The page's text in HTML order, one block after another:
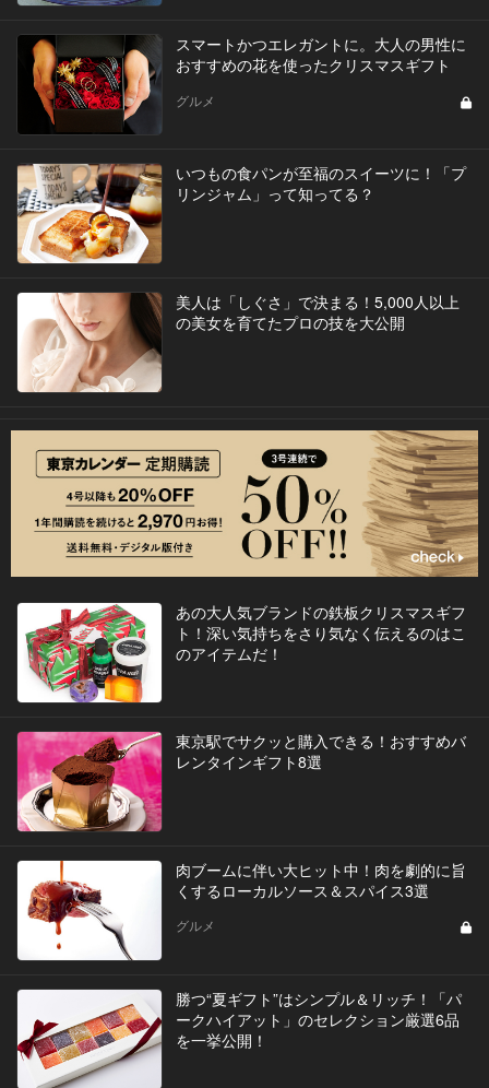
スマートかつエレガントに。大人の男性に
おすすめの花を使ったクリスマスギフト
グルメ
いつもの食パンが至福のスイーツに！「プ
リンジャム」って知ってる？
美人は「しぐさ」で決まる！5,000人以上
の美女を育てたプロの技を大公開
あの大人気ブランドの鉄板クリスマスギフ
ト！深い気持ちをさり気なく伝えるのはこ
のアイテムだ！
東京駅でサクッと購入できる！おすすめバ
レンタインギフト8選
肉ブームに伴い大ヒット中！肉を劇的に旨
くするローカルソース＆スパイス3選
グルメ
勝つ“夏ギフト”はシンプル＆リッチ！「パ
ークハイアット」のセレクション厳選6品
を一挙公開！